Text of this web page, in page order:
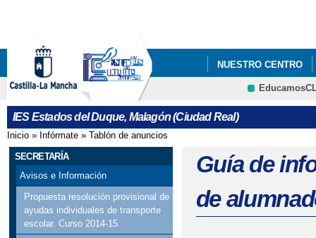
NUESTRO CENTRO
EXTRAESCOLARES
CERTIFICACIÓN
ENSEÑANZAS DE
LISTADO DE LIBROS
IES Estados del Duque, Malagón (Ciudad Real)
Se encuentra usted aquí
Inicio » Infórmate » Tablón de anuncios
SECRETARÍA
Avisos e Información
Propuesta resolución provisional de
ayudas individuales de transporte
escolar. Curso 2014-15
Guía de
de